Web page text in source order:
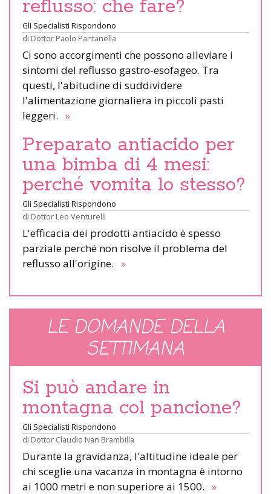
reflusso: che fare?
Gli Specialisti Rispondono
di Dottor Paolo Pantanella
Ci sono accorgimenti che possono alleviare i
sintomi del reflusso gastro-esofageo. Tra
questi, l'abitudine di suddividere
l'alimentazione giornaliera in piccoli pasti
leggeri. »
Preparato antiacido per
una bimba di 4 mesi:
perché vomita lo stesso?
Gli Specialisti Rispondono
di Dottor Leo Venturelli
L'efficacia dei prodotti antiacido è spesso
parziale perché non risolve il problema del
reflusso all'origine. »
LE DOMANDE DELLA
SETTIMANA
Si può andare in
montagna col pancione?
Gli Specialisti Rispondono
di Dottor Claudio Ivan Brambilla
Durante la gravidanza, l'altitudine ideale per
chi sceglie una vacanza in montagna è intorno
ai 1000 metri e non superiore ai 1500. »